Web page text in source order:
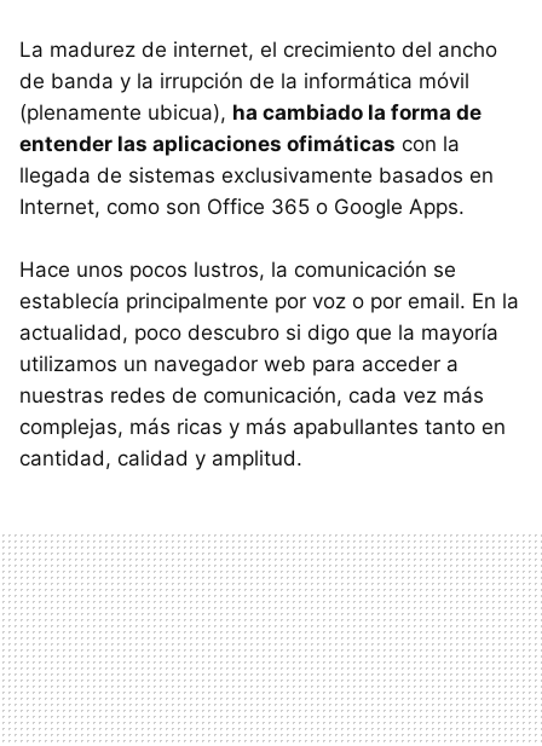
La madurez de internet, el crecimiento del ancho
de banda y la irrupción de la informática móvil
(plenamente ubicua), ha cambiado la forma de
entender las aplicaciones ofimáticas con la
llegada de sistemas exclusivamente basados en
Internet, como son Office 365 o Google Apps.
Hace unos pocos lustros, la comunicación se
establecía principalmente por voz o por email. En la
actualidad, poco descubro si digo que la mayoría
utilizamos un navegador web para acceder a
nuestras redes de comunicación, cada vez más
complejas, más ricas y más apabullantes tanto en
cantidad, calidad y amplitud.